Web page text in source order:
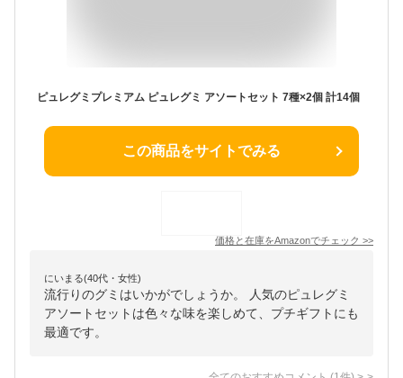
ピュレグミプレミアム ピュレグミ アソートセット 7種×2個 計14個
この商品をサイトでみる
価格と在庫をAmazonでチェック >>
にいまる(40代・女性)
流行りのグミはいかがでしょうか。 人気のピュレグミ
アソートセットは色々な味を楽しめて、プチギフトにも
最適です。